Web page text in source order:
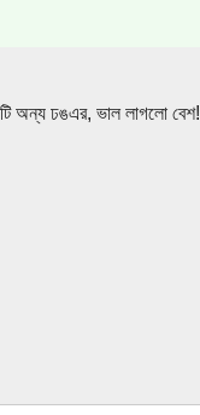
অন্য ঢঙএর, ভাল লাগলো বেশ!